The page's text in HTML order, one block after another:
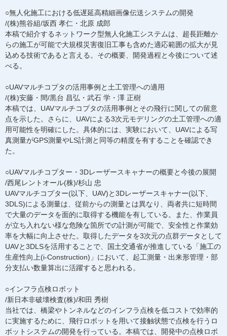
○無人化施工における低遅延高精細画像伝送システムの開発
/(株)熊谷組/坂西 孝仁・北原 成郎
本稿で紹介するネットワーク型無人化施工システムは、超長距離か
らの施工が可能で大規模災害復旧工事も含めた適応範囲の拡大が見
込める技術であると言える。その概要、開発過程と今後について述
べる。
○UAVマルチコプタの活用事例と土工管理への適用
/(株)安藤・間/黒台 昌弘・武石 学・澤 正樹
本稿では、UAVマルチコプタの活用事例とその飛行に関しての留意
点を示した。さらに、UAVによる3次元モデリングの土工管理への適
用可能性を明確にした。具体的には、実験において、UAVによる写
真測量がGPS測量やLS計測と同等の精度を有することを確認でき
た。
○UAVマルチコプター・3Dレーザースキャナーの概要と今後の展開
/西尾レントオール(株)/杉山 忠
UAVマルチコプター(以下、UAV)と3Dレーザースキャナー(以下、
3DLS)による測量は、従前からの測量とは異なり、両者共に短時間
で大量のデータを面的に取得する機能を有している。また、作業員
が立ち入れない様な危険な箇所での計測が可能で、安全性と作業効
率を大幅に向上させた。取得したデータを3次元の点群データとして
UAVと3DLSを活用することで、国土交通省が推進している「施工の
生産性向上(i-Construction)」において、起工測量・出来形管理・部
分支払い数量算出に活躍すると思われる。
○インフラ点検ロボット
/新日本非破壊検査(株)/和田 秀樹
当社では、橋梁やトンネルなどのインフラ点検を低コストで効率的
に実施するために、飛行ロボットを用いて接触状態で点検を行うロ
ボットシステムの開発を行っている。本稿では、開発中の点検ロボ